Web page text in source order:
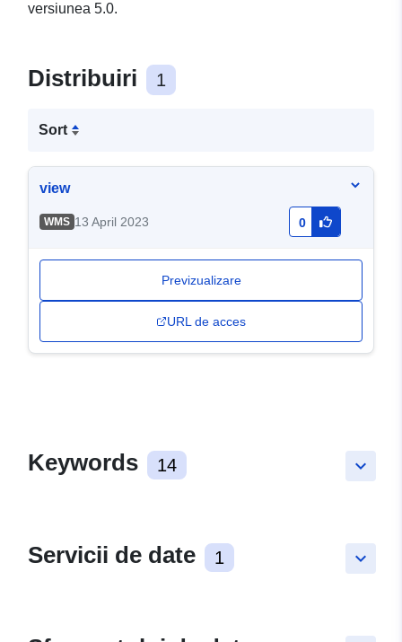
versiunea 5.0.
Distribuiri 1
Sort
view
WMS 13 April 2023 0
Previzualizare
URL de acces
keyboard_arrow_down
Keywords 14
keyboard_arrow_down
Servicii de date 1